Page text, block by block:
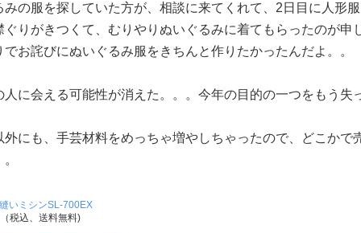
みの服を探していた方が、相談に来てくれて、2日目に人形
りがきつくて、むりやりぬいぐるみに着てもらったのが申
お詫びにぬいぐるみ服をきちんと作りたかったんだよ。。
に会える可能性が消えた。。。今年の目的の一つをもう失
にも、手芸材料をめっちゃ増やしちゃったので、どこかで
いミシンSL-700EX
税込、送料無料)